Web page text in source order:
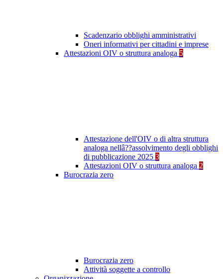
Scadenzario obblighi amministrativi
Oneri informativi per cittadini e imprese
Attestazioni OIV o struttura analoga 5
Attestazione dell'OIV o di altra struttura
analoga nellâ??assolvimento degli obblighi
di pubblicazione 2025 3
Attestazioni OIV o struttura analoga 2
Burocrazia zero
Burocrazia zero
Attività soggette a controllo